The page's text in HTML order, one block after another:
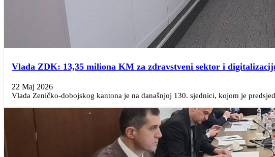
Vlada ZDK: 13,35 miliona KM za zdravstveni sektor i
22 Maj 2026
Vlada Zeničko-dobojskog kantona je na današnjoj 130. sjednici, kojom je